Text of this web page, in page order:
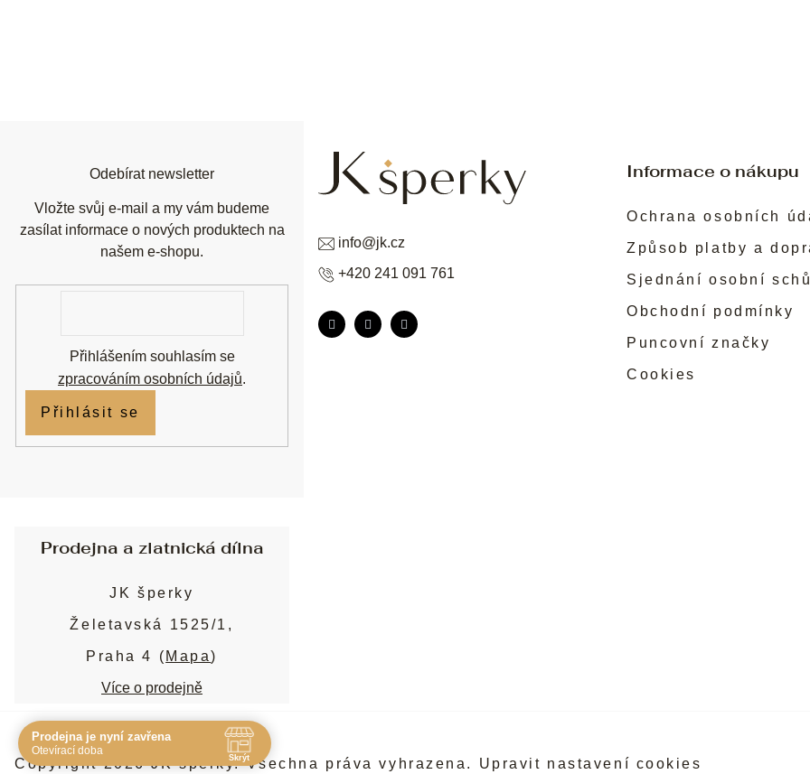
Informace o nákupu
Ochrana osobních
Způsob platby a
Sjednání osobní
Obchodní podmínky
Puncovní značky
Cookies
info@jk.cz
+420 241 091 761
Odebírat newsletter
Vložte svůj e-mail a my vám budeme
zasílat informace o nových produktech na
našem e-shopu.
Přihlášením souhlasím se
zpracováním osobních údajů.
Přihlásit se
Prodejna a zlatnická dílna
JK šperky
Želetavská 1525/1,
Praha 4 ( Mapa)
Více o prodejně
Copyright 2026JK šperky. Všechna práva vyhrazena. Upravit nastavení cookies
Prodejna je nyní zavřena
Otevírací doba
Skrýt
Navštivte nás osobně